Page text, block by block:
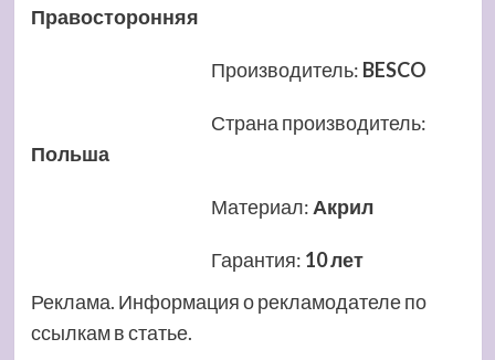
Правосторонняя
Производитель: BESCO
Страна производитель:
Польша
Материал: Акрил
Гарантия: 10 лет
Реклама. Информация о рекламодателе по
ссылкам в статье.